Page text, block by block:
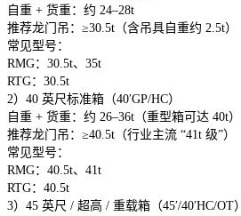
自重 + 货重：约 24–28t
推荐龙门吊：≥30.5t（含吊具自重约 2.5t）
常见型号：
RMG：30.5t、35t
RTG：30.5t
2）40 英尺标准箱（40′GP/HC）
自重 + 货重：约 26–36t（重型箱可达 40t）
推荐龙门吊：≥40.5t（行业主流 “41t 级”）
常见型号：
RMG：40.5t、41t
RTG：40.5t
3）45 英尺 / 超高 / 重载箱（45′/40′HC/OT）